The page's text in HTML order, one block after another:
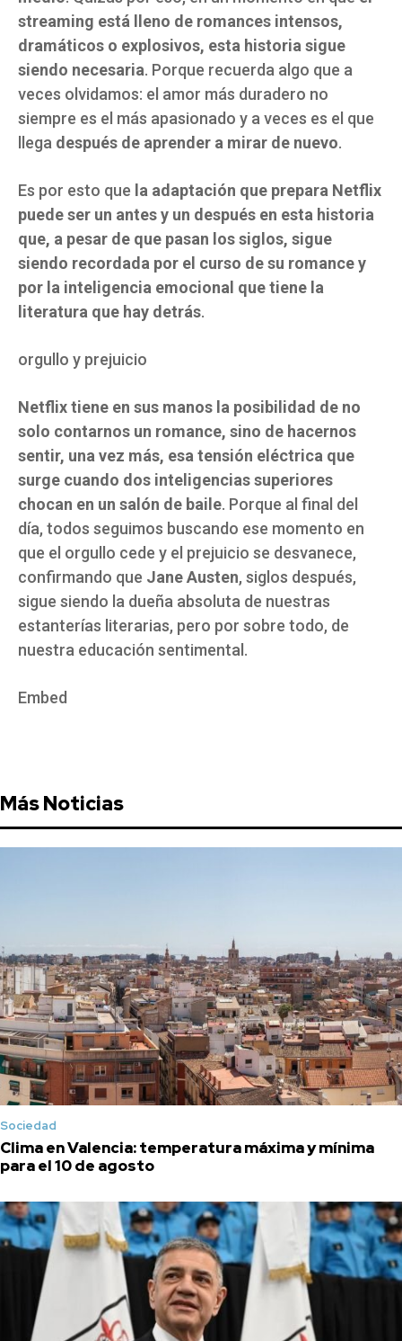
streaming está lleno de romances intensos,
dramáticos o explosivos, esta historia sigue
siendo necesaria. Porque recuerda algo que a
veces olvidamos: el amor más duradero no
siempre es el más apasionado y a veces es el que
llega después de aprender a mirar de nuevo.
Es por esto que la adaptación que prepara Netflix
puede ser un antes y un después en esta historia
que, a pesar de que pasan los siglos, sigue
siendo recordada por el curso de su romance y
por la inteligencia emocional que tiene la
literatura que hay detrás.
orgullo y prejuicio
Netflix tiene en sus manos la posibilidad de no
solo contarnos un romance, sino de hacernos
sentir, una vez más, esa tensión eléctrica que
surge cuando dos inteligencias superiores
chocan en un salón de baile. Porque al final del
día, todos seguimos buscando ese momento en
que el orgullo cede y el prejuicio se desvanece,
confirmando que Jane Austen, siglos después,
sigue siendo la dueña absoluta de nuestras
estanterías literarias, pero por sobre todo, de
nuestra educación sentimental.
Embed
Más Noticias
Sociedad
Clima en Valencia: temperatura máxima y mínima
para el 10 de agosto